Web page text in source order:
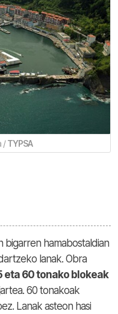
/TYPSA
bigarren hamabostaldian
lanak. Obra
eta 60 tonako blokeak
60 tonakoak
Lanak asteon hasi